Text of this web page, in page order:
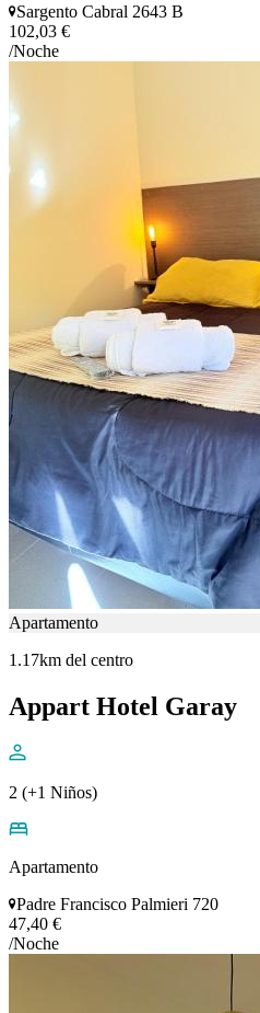
Sargento Cabral 2643 B
102,03 €
/Noche
Apartamento
1.17km del centro
Appart Hotel Garay
2 (+1 Niños)
Apartamento
Padre Francisco Palmieri 720
47,40 €
/Noche